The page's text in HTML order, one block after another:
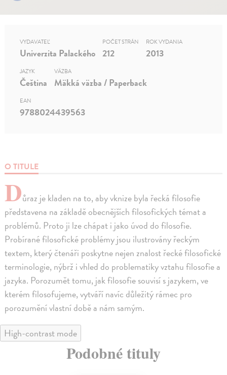
O TITULE
Důraz je kladen na to, aby vknize byla řecká filosofie
představena na základě obecnějších filosofických témat a
problémů. Proto ji lze chápat i jako úvod do filosofie.
Probírané filosofické problémy jsou ilustrovány řeckým
textem, který čtenáři poskytne nejen znalost řecké filosofické
terminologie, nýbrž i vhled do problematiky vztahu filosofie a
jazyka. Porozumět tomu, jak filosofie souvisí s jazykem, ve
kterém filosofujeme, vytváří navíc důležitý rámec pro
porozumění vlastní době a nám samým.
VYDAVATEĽ
Univerzita Palackého
POČET STRÁN
212
ROK VYDANIA
2013
JAZYK
Čeština
VÄZBA
Mäkká väzba / Paperback
EAN
9788024439563
High-contrast mode
Podobné tituly